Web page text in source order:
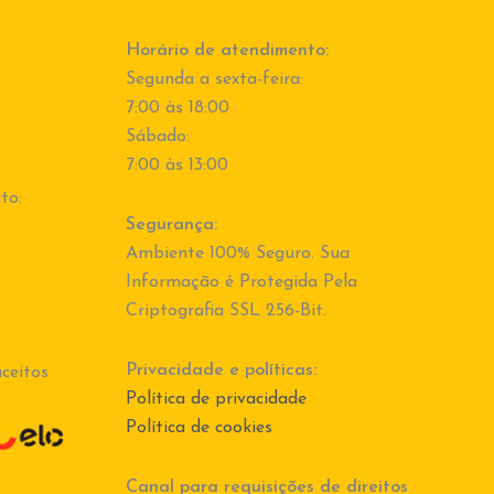
Horário de atendimento:
Segunda a sexta-feira:
7:00 às 18:00
Sábado:
7:00 às 13:00
Segurança:
Ambiente 100% Seguro. Sua
Informação é Protegida Pela
Criptografia SSL 256-Bit.
Privacidade e políticas:
Política de privacidade
Política de cookies
Canal para requisições de direitos